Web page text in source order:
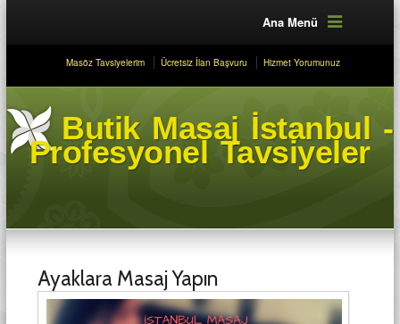
Ana Menü
Masöz Tavsiyelerim Ücretsiz İlan Başvuru Hizmet Yorumunuz
Butik Masaj İstanbul -
Profesyonel Tavsiyeler
Ayaklara Masaj Yapın